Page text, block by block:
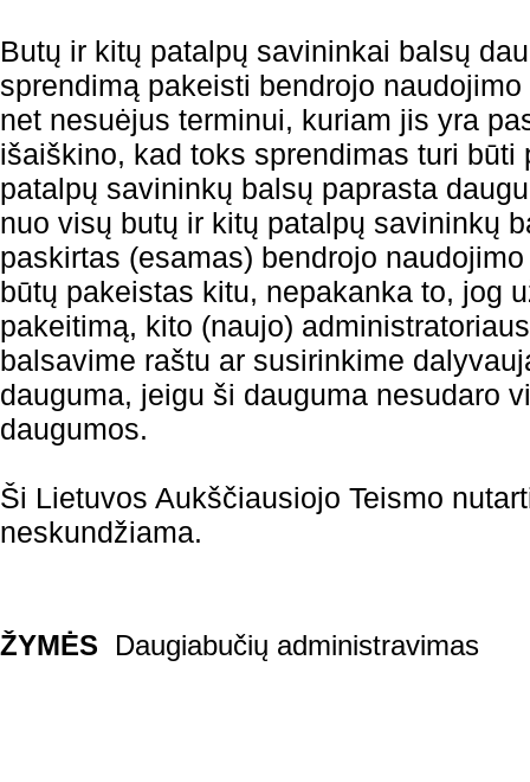
Butų ir kitų patalpų savininkai balsų
sprendimą pakeisti bendrojo
net nesuėjus terminui, kuriam jis yra
išaiškino, kad toks sprendimas turi būti
patalpų savininkų balsų paprasta
nuo visų butų ir kitų patalpų savininkų
paskirtas (esamas) bendrojo
būtų pakeistas kitu, nepakanka to, jog
pakeitimą, kito (naujo)
balsavime raštu ar susirinkime
dauguma, jeigu ši dauguma nesudaro
daugumos.
Ši Lietuvos Aukščiausiojo Teismo
neskundžiama.
ŽYMĖS Daugiabučių administravimas